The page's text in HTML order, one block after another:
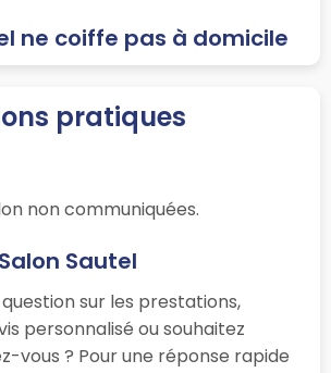
ne coiffe pas à domicile
pratiques
non communiquées.
Sautel
sur les prestations,
personnalisé ou souhaitez
vous ? Pour une réponse rapide